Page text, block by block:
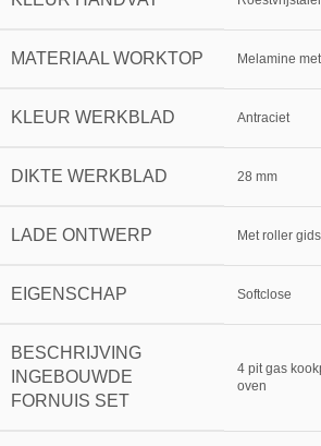
MATERIAAL WORKTOP Melamine
KLEUR WERKBLAD Antraciet
DIKTE WERKBLAD 28 mm
LADE ONTWERP Met roller gids
EIGENSCHAP Softclose
BESCHRIJVING
INGEBOUWDE
FORNUIS SET
4 pit gas
oven